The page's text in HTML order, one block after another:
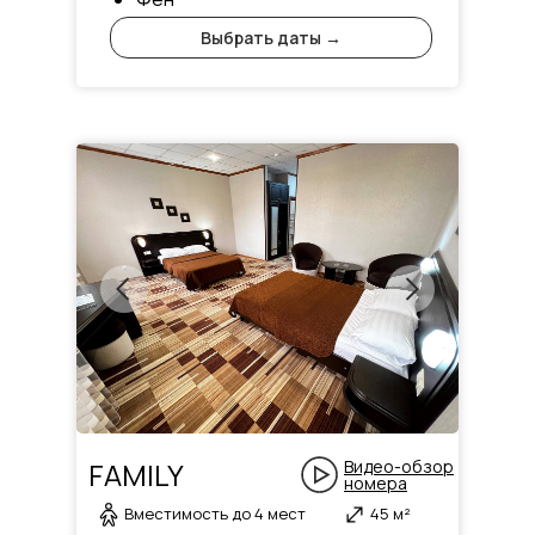
Выбрать даты →
FAMILY
45 м²
Вместимость до 4 мест
Видео-обзор
номера
Номер для ценителей комфорта и изящества